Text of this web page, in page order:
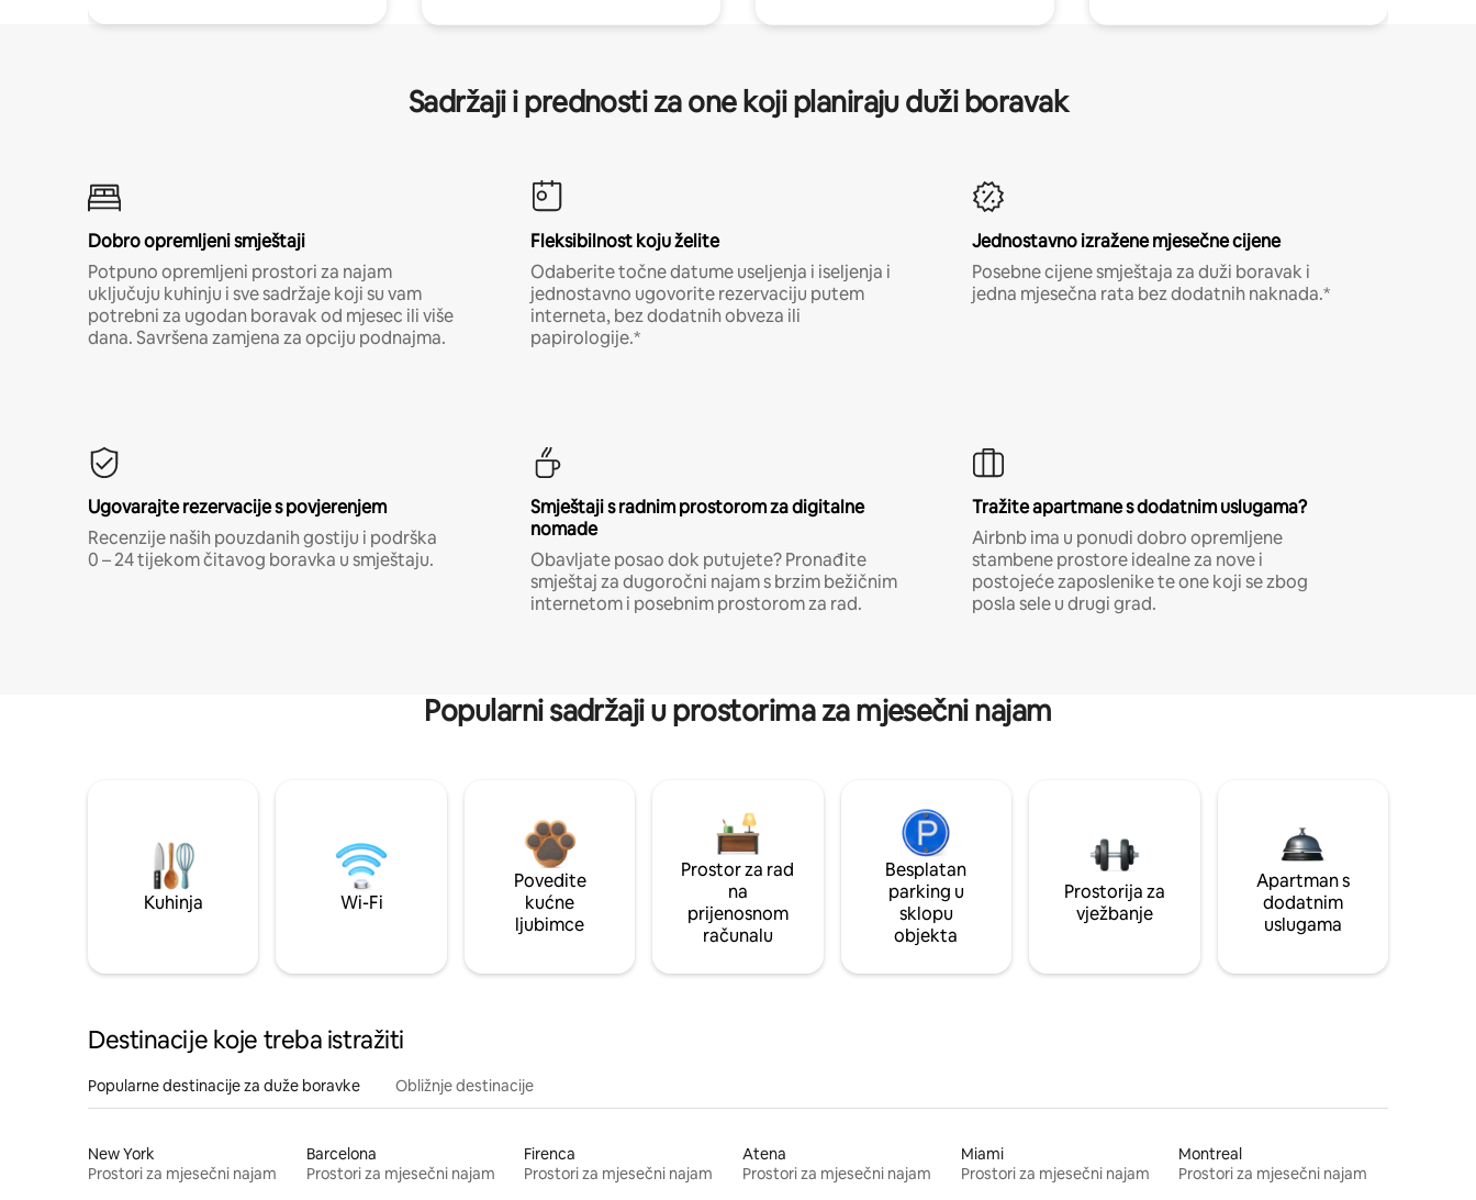
Sadržaji i prednosti za one koji planiraju duži boravak
Dobro opremljeni smještaji
Potpuno opremljeni prostori za najam
uključuju kuhinju i sve sadržaje koji su vam
potrebni za ugodan boravak od mjesec ili više
dana. Savršena zamjena za opciju podnajma.
Fleksibilnost koju želite
Odaberite točne datume useljenja i iseljenja i
jednostavno ugovorite rezervaciju putem
interneta, bez dodatnih obveza ili
papirologije.*
Jednostavno izražene mjesečne cijene
Posebne cijene smještaja za duži boravak i
jedna mjesečna rata bez dodatnih naknada.*
Ugovarajte rezervacije s povjerenjem
Recenzije naših pouzdanih gostiju i podrška
0 – 24 tijekom čitavog boravka u smještaju.
Smještaji s radnim prostorom za digitalne
nomade
Obavljate posao dok putujete? Pronađite
smještaj za dugoročni najam s brzim bežičnim
internetom i posebnim prostorom za rad.
Tražite apartmane s dodatnim uslugama?
Airbnb ima u ponudi dobro opremljene
stambene prostore idealne za nove i
postojeće zaposlenike te one koji se zbog
posla sele u drugi grad.
Popularni sadržaji u prostorima za mjesečni najam
Kuhinja Wi-Fi
Povedite
kućne
ljubimce
Prostor za rad
na
prijenosnom
računalu
Besplatan
parking u
sklopu
objekta
Prostorija za
vježbanje
Apartman s
dodatnim
uslugama
Destinacije koje treba istražiti
Popularne destinacije za duže boravke Obližnje destinacije
New York
Prostori za mjesečni najam
Barcelona
Prostori za mjesečni najam
Firenca
Prostori za mjesečni najam
Atena
Prostori za mjesečni najam
Miami
Prostori za mjesečni najam
Montreal
Prostori za mjesečni najam